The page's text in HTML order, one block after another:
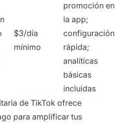
$3/día
mínimo
promoción en
la app;
configuración
rápida;
analíticas
básicas
incluidas
de TikTok ofrece
para amplificar tus